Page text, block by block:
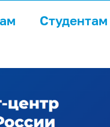
Студентам